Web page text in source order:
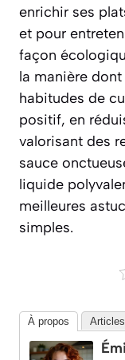
enrichir ses
et pour
façon
la manière
habitudes de
positif, en
valorisant des
sauce
liquide
meilleures
simples.
À propos